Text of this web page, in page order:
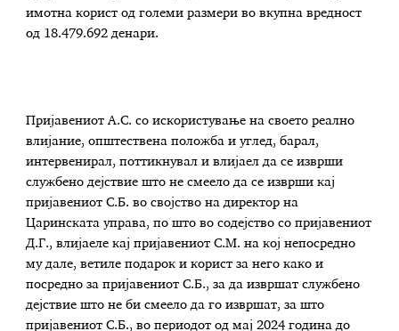
имотна корист од големи размери во вкупна вредност
од 18.479.692 денари.
Пријавениот А.С. со искористување на своето реално
влијание, општествена положба и углед, барал,
интервенирал, поттикнувал и влијаел да се изврши
службено дејствие што не смеело да се изврши кај
пријавениот С.Б. во својство на директор на
Царинската управа, по што во содејство со пријавениот
Д.Г., влијаеле кај пријавениот С.М. на кој непосредно
му дале, ветиле подарок и корист за него како и
посредно за пријавениот С.Б., за да извршат службено
дејствие што не би смеело да го извршат, за што
пријавениот С.Б., во периодот од мај 2024 година до